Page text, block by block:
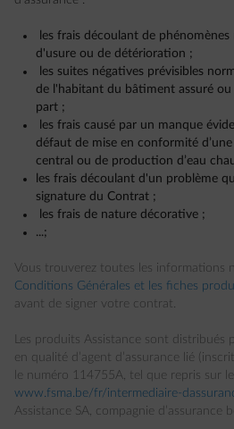
les frais découlant de
d'usure ou de détérioration ;
les suites négatives prévisibles
de l'habitant du bâtiment assuré ou
part ;
les frais causé par un manque
défaut de mise en conformité
central ou de production d’eau
les frais découlant d'un problème
signature du Contrat ;
les frais de nature décorative ;
...;
Vous trouverez toutes les informations
Conditions Générales et les fiches
avant de signer votre contrat.
Les produits Assistance sont distribués
en qualité d’agent d’assurance lié
le numéro 114755A, tel que repris sur
www.fsma.be/fr/intermediaire-
Assistance SA, compagnie d’assurance